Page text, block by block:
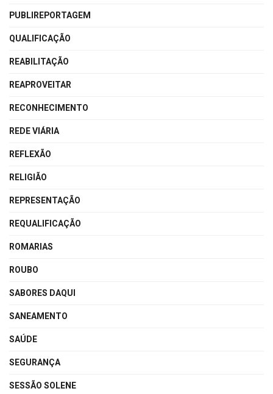
PUBLIREPORTAGEM
QUALIFICAÇÃO
REABILITAÇÃO
REAPROVEITAR
RECONHECIMENTO
REDE VIÁRIA
REFLEXÃO
RELIGIÃO
REPRESENTAÇÃO
REQUALIFICAÇÃO
ROMARIAS
ROUBO
SABORES DAQUI
SANEAMENTO
SAÚDE
SEGURANÇA
SESSÃO SOLENE